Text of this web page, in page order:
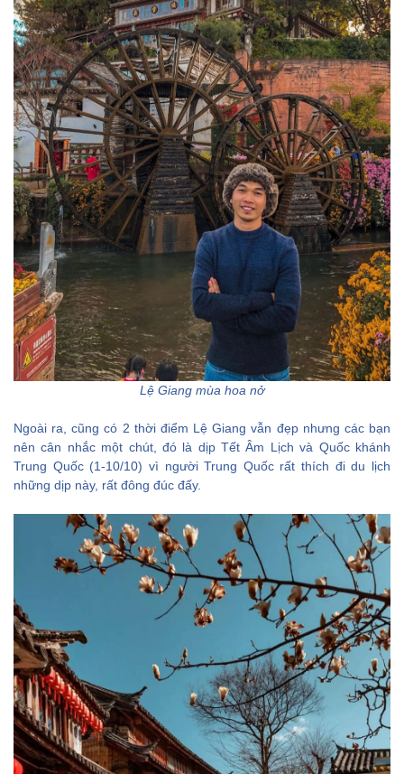
Lệ Giang mùa hoa nở
Ngoài ra, cũng có 2 thời điểm Lệ Giang vẫn đẹp nhưng các bạn
nên cân nhắc một chút, đó là dịp Tết Âm Lịch và Quốc khánh
Trung Quốc (1-10/10) vì người Trung Quốc rất thích đi du lịch
những dịp này, rất đông đúc đấy.